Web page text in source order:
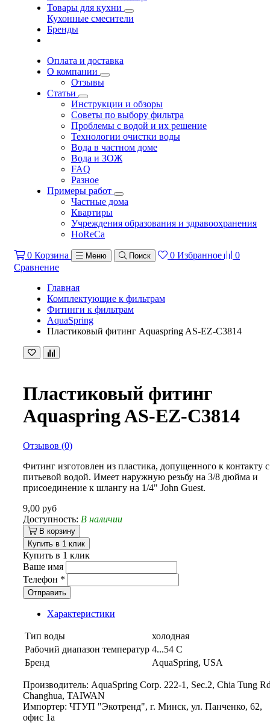
Товары для кухни
Кухонные смесители
Бренды
Оплата и доставка
О компании
Отзывы
Статьи
Инструкции и обзоры
Советы по выбору фильтра
Проблемы с водой и их решение
Технологии очистки воды
Вода в частном доме
Вода и ЗОЖ
FAQ
Разное
Примеры работ
Частные дома
Квартиры
Учреждения образования и здравоохранения
HoReCa
0 Корзина Меню Поиск 0 Избранное
0
Сравнение
Главная
Комплектующие к фильтрам
Фитинги к фильтрам
AquaSpring
Пластиковый фитинг Aquaspring AS-EZ-C3814
Пластиковый фитинг
Aquaspring AS-EZ-C3814
Отзывов (0)
Фитинг изготовлен из пластика, допущенного к контакту с
питьевой водой. Имеет наружную резьбу на 3/8 дюйма и
присоединение к шлангу на 1/4" John Guest.
9,00 руб
Доступность: В наличии
В корзину
Купить в 1 клик
Купить в 1 клик
Ваше имя
Телефон *
Отправить
Характеристики
Тип воды
холодная
Рабочий диапазон температур 4...54 С
Бренд
AquaSpring, USA
Производитель: AquaSpring Corp. 222-1, Sec.2, Chia Tung
Changhua, TAIWAN
Импортер: ЧТУП "Экотренд", г. Минск, ул. Панченко, 62,
офис 1а